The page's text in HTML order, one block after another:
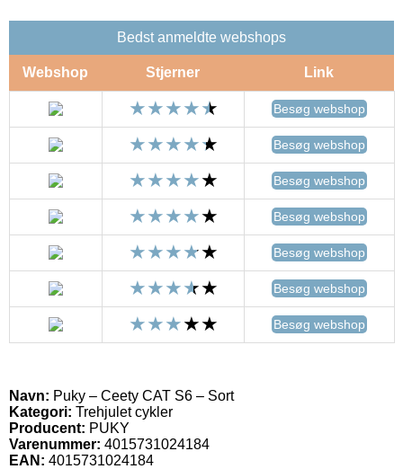
Bedst anmeldte webshops
Webshop Stjerner Link
Besøg webshop
Besøg webshop
Besøg webshop
Besøg webshop
Besøg webshop
Besøg webshop
Besøg webshop
Navn: Puky – Ceety CAT S6 – Sort
Kategori: Trehjulet cykler
Producent: PUKY
Varenummer: 4015731024184
EAN: 4015731024184